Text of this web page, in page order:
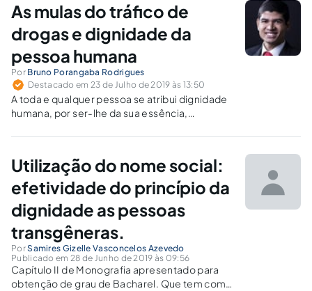
As mulas do tráfico de
drogas e dignidade da
pessoa humana
Por Bruno Porangaba Rodrigues
Destacado em 23 de Julho de 2019 às 13:50
A toda e qualquer pessoa se atribui dignidade
humana, por ser-lhe da sua essência,
estarem ou não de acordo com as normas
Utilização do nome social:
efetividade do princípio da
dignidade as pessoas
transgêneras.
PorSamires Gizelle Vasconcelos Azevedo
Publicado em 28 de Junho de 2019 às 09:56
Capítulo II de Monografia apresentado para
obtenção de grau de Bacharel. Que tem como